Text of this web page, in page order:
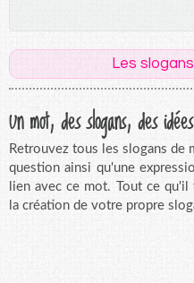
Les
Un mot, des slogans, des
Retrouvez tous les slogans de
question ainsi qu'une
lien avec ce mot. Tout ce
la création de votre propre